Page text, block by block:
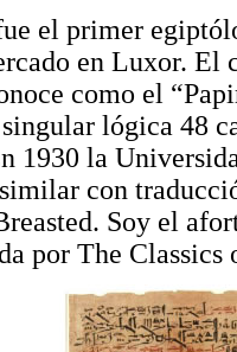
el primer
en Luxor.
como el
lógica 48
1930 la
con
Soy el
por The